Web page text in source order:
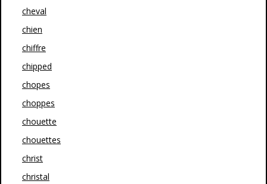
cheval
chien
chiffre
chipped
chopes
choppes
chouette
chouettes
christ
christal